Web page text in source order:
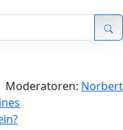
Moderatoren: Norbert